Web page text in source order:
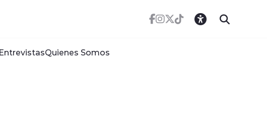
EntrevistasQuienes Somos